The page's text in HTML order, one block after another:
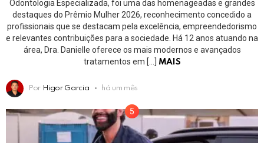
Odontologia Especializada, foi uma das homenageadas e grandes
destaques do Prêmio Mulher 2026, reconhecimento concedido a
profissionais que se destacam pela excelência, empreendedorismo
e relevantes contribuições para a sociedade. Há 12 anos atuando na
área, Dra. Danielle oferece os mais modernos e avançados
tratamentos em […]
MAIS
Por Higor Garcia há um mês